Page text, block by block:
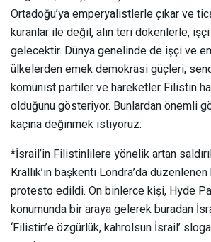
Ortadoğu’ya emperyalistlerle çıkar ve
kuranlar ile değil, alın teri dökenlerle,
gelecektir. Dünya genelinde de işçi ve
ülkelerden emek demokrasi güçleri,
komünist partiler ve hareketler Filistin
olduğunu gösteriyor. Bunlardan önemli
kaçına değinmek istiyoruz:
*İsrail’in Filistinlilere yönelik artan
Krallık’ın başkenti Londra’da
protesto edildi. On binlerce kişi, Hyde
konumunda bir araya gelerek buradan
‘Filistin’e özgürlük, kahrolsun İsrail’